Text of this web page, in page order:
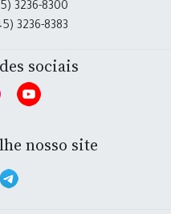
3236-8300
3236-8383
sociais
nosso site